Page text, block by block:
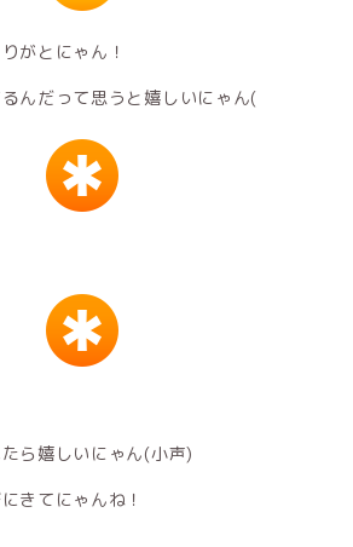
がとにゃん！
んだって思うと嬉しいにゃん(
ら嬉しいにゃん(小声)
きてにゃんね！